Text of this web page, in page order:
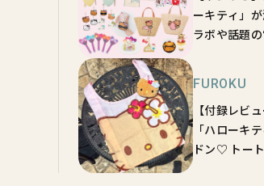
ーキティ」
ラボや話題
FUROKU
【付録レビ
「ハローキ
ドン♡ トー